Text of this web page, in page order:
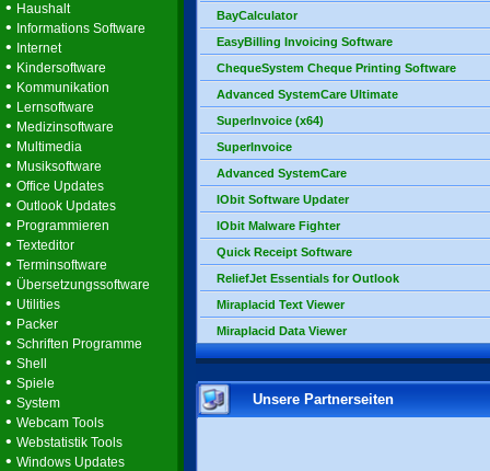
• Haushalt
• Informations Software
• Internet
• Kindersoftware
• Kommunikation
• Lernsoftware
• Medizinsoftware
• Multimedia
• Musiksoftware
• Office Updates
• Outlook Updates
• Programmieren
• Texteditor
• Terminsoftware
• Übersetzungssoftware
• Utilities
• Packer
• Schriften Programme
• Shell
• Spiele
• System
• Webcam Tools
• Webstatistik Tools
• Windows Updates
BayCalculator
EasyBilling Invoicing Software
ChequeSystem Cheque Printing Software
Advanced SystemCare Ultimate
SuperInvoice (x64)
SuperInvoice
Advanced SystemCare
IObit Software Updater
IObit Malware Fighter
Quick Receipt Software
ReliefJet Essentials for Outlook
Miraplacid Text Viewer
Miraplacid Data Viewer
Unsere Partnerseiten